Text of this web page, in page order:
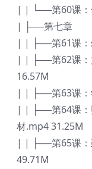
| | └──第60课：
| ├──第七章
| | ├──第61课：
| | ├──第62课：
16.57M
| | ├──第63课：
| | ├──第64课：
材.mp4 31.25M
| | ├──第65课：
49.71M